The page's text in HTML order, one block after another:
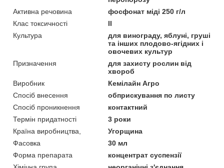
Активна речовина
фосфонат міді 250 г/л
Клас токсичності
II
Культура
для винограду, яблуні, груші
та інших плодово-ягідних і
овочевих культур
Призначення
для захисту рослин від
хвороб
Виробник
Кемілайн Агро
Спосіб внесення
обприскування по листу
Спосіб проникнення
контактний
Термін придатності
3 роки
Країна виробництва,
Угорщина
Фасовка
30 мл
Форма препарата
концентрат суспензії